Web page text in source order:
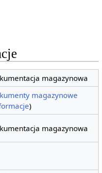
magazynowa
magazynowe
)
magazynowa